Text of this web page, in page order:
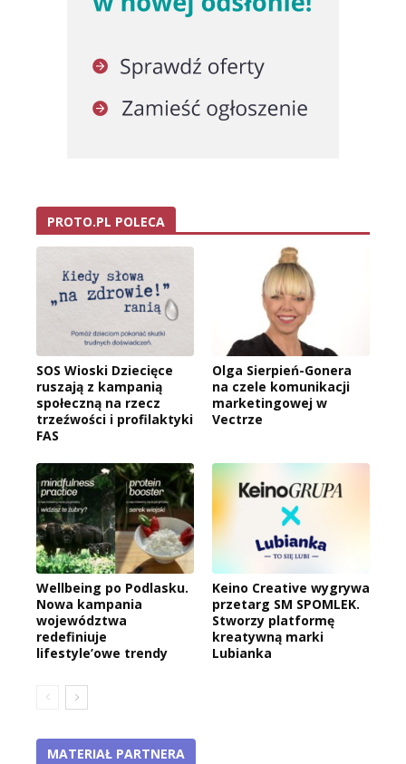
PROTO.PL POLECA
SOS Wioski Dziecięce
ruszają z kampanią
społeczną na rzecz
trzeźwości i profilaktyki
FAS
Olga Sierpień-Gonera
na czele komunikacji
marketingowej w
Vectrze
Wellbeing po Podlasku.
Nowa kampania
województwa
redefiniuje
lifestyle’owe trendy
Keino Creative wygrywa
przetarg SM SPOMLEK.
Stworzy platformę
kreatywną marki
Lubianka
MATERIAŁ PARTNERA